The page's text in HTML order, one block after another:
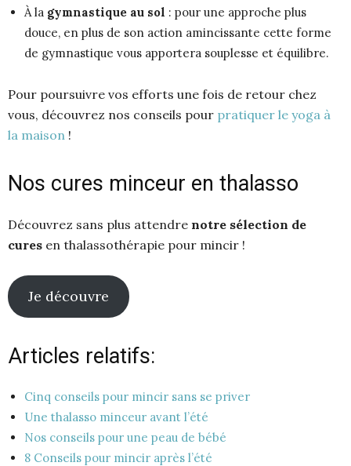
À la gymnastique au sol : pour une approche plus
douce, en plus de son action amincissante cette forme
de gymnastique vous apportera souplesse et équilibre.
Pour poursuivre vos efforts une fois de retour chez
vous, découvrez nos conseils pour pratiquer le yoga à
la maison !
Nos cures minceur en thalasso
Découvrez sans plus attendre notre sélection de
cures en thalassothérapie pour mincir !
Je découvre
Articles relatifs:
Cinq conseils pour mincir sans se priver
Une thalasso minceur avant l’été
Nos conseils pour une peau de bébé
8 Conseils pour mincir après l’été